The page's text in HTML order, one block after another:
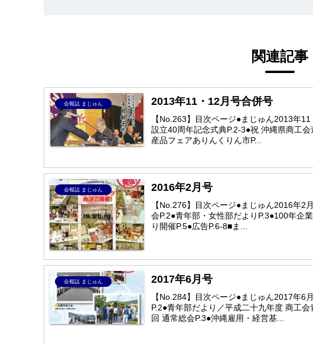
関連記事
会報誌 まじゅん 2013年11・12月号合併号
【No.263】目次ページ●まじゅん2013年
設立40周年記念式典P.2-3●祝 沖縄県商工
産品フェアありんくりん市P...
会報誌 まじゅん 2016年2月号
【No.276】目次ページ●まじゅん2016年2
会P.2●青年部・女性部だよりP.3●100年企
り開催P.5●広告P.6-8■ま...
会報誌 まじゅん 2017年6月号
【No.284】目次ページ●まじゅん2017年6
P.2●青年部だより／平成二十九年度 商工
回 通常総会P.3●沖縄雇用・経営基...